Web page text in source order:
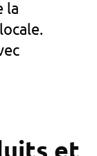
la
et